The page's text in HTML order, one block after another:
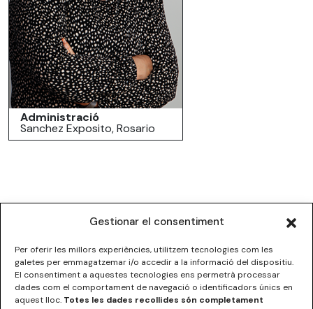
Gestionar el consentiment
Per oferir les millors experiències, utilitzem tecnologies com les
galetes per emmagatzemar i/o accedir a la informació del dispositiu.
El consentiment a aquestes tecnologies ens permetrà processar
dades com el comportament de navegació o identificadors únics en
aquest lloc. Totes les dades recollides són completament
Administració
Sanchez Exposito, Rosario
ESCOLA SUPERIOR DE DISSENY DE LES ILLES BALEARS
C/Institut Balear nº5